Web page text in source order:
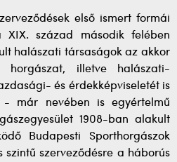
első ismert formái
század második felében
halászati társaságok az akkor
illetve halászati-
és érdekképviseletét is
már nevében is egyértelmű
1908-ban alakult
Budapesti Sporthorgászok
szintű szerveződésre a háborús